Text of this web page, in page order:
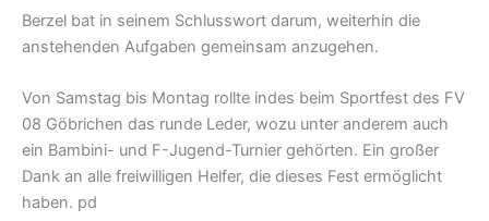
Berzel bat in seinem Schlusswort darum, weiterhin die
anstehenden Aufgaben gemeinsam anzugehen.
Von Samstag bis Montag rollte indes beim Sportfest des FV
08 Göbrichen das runde Leder, wozu unter anderem auch
ein Bambini- und F-Jugend-Turnier gehörten. Ein großer
Dank an alle freiwilligen Helfer, die dieses Fest ermöglicht
haben. pd